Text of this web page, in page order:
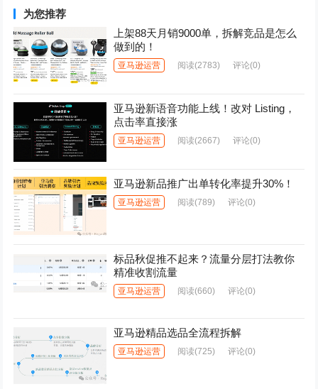
为您推荐
上架88天月销9000单，拆解竞品是怎么
做到的！
亚马逊运营 阅读(2783) 评论(0)
亚马逊新语音功能上线！改对 Listing，
点击率直接涨
亚马逊运营 阅读(2667) 评论(0)
亚马逊新品推广出单转化率提升30%！
亚马逊运营 阅读(789) 评论(0)
标品秋促推不起来？流量分层打法教你
精准收割流量
亚马逊运营 阅读(660) 评论(0)
亚马逊精品选品全流程拆解
亚马逊运营 阅读(725) 评论(0)